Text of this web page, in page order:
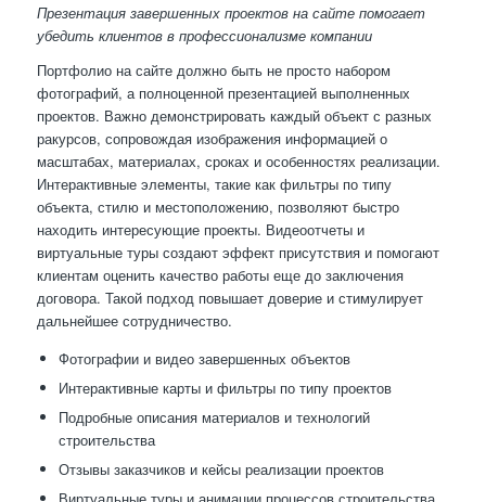
Презентация завершенных проектов на сайте помогает
убедить клиентов в профессионализме компании
Портфолио на сайте должно быть не просто набором
фотографий, а полноценной презентацией выполненных
проектов. Важно демонстрировать каждый объект с разных
ракурсов, сопровождая изображения информацией о
масштабах, материалах, сроках и особенностях реализации.
Интерактивные элементы, такие как фильтры по типу
объекта, стилю и местоположению, позволяют быстро
находить интересующие проекты. Видеоотчеты и
виртуальные туры создают эффект присутствия и помогают
клиентам оценить качество работы еще до заключения
договора. Такой подход повышает доверие и стимулирует
дальнейшее сотрудничество.
Фотографии и видео завершенных объектов
Интерактивные карты и фильтры по типу проектов
Подробные описания материалов и технологий
строительства
Отзывы заказчиков и кейсы реализации проектов